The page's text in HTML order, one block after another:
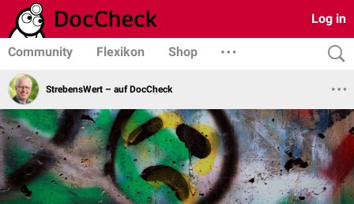
Log in
Community Flexikon Shop
StrebensWert – auf DocCheck